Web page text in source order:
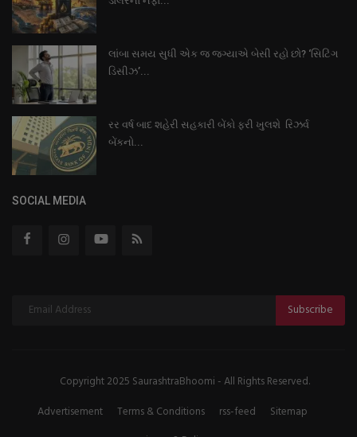
લાંબા સમય સુધી એક જ જગ્યાએ બેસી રહો છો? ‘સિટિંગ
ડિસીઝ’...
રર વર્ષ બાદ શહેરી સહકારી બેંકો ફરી ખુલશે રિઝર્વ
બેંકનો...
SOCIAL MEDIA
Subscribe
Copyright 2025 SaurashtraBhoomi - All Rights Reserved.
Advertisement
Terms & Conditions rss-feed
Sitemap